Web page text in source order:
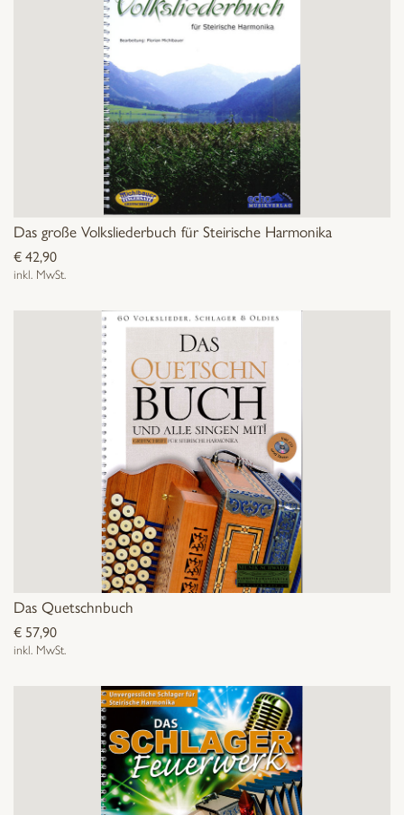
Das große Volksliederbuch für Steirische Harmonika
€ 42,90
inkl. MwSt.
Das Quetschnbuch
€ 57,90
inkl. MwSt.